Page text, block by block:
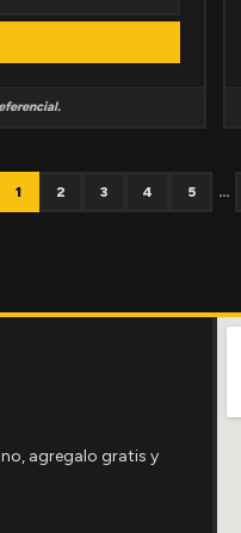
1 2 3 4 5 ...
agregalo gratis y